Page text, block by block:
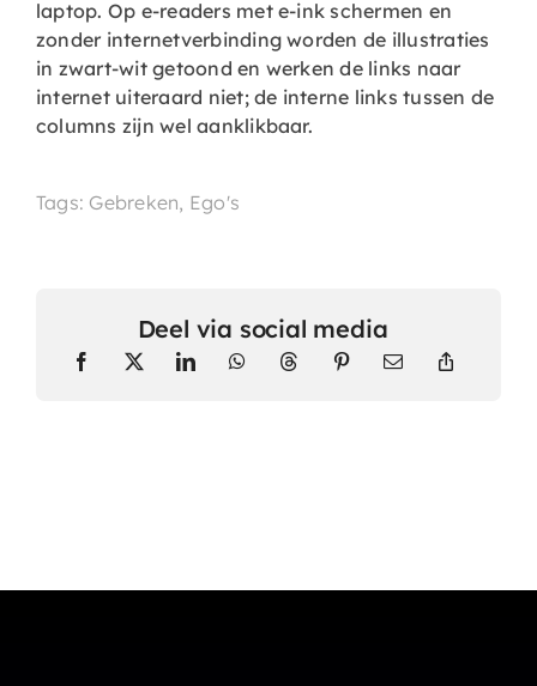
laptop. Op e-readers met e-ink schermen en
zonder internetverbinding worden de illustraties
in zwart-wit getoond en werken de links naar
internet uiteraard niet; de interne links tussen de
columns zijn wel aanklikbaar.
Tags: Gebreken, Ego's
Deel via social media